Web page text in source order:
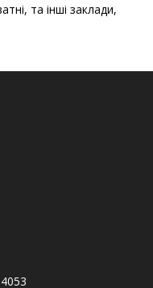
та інші заклади,